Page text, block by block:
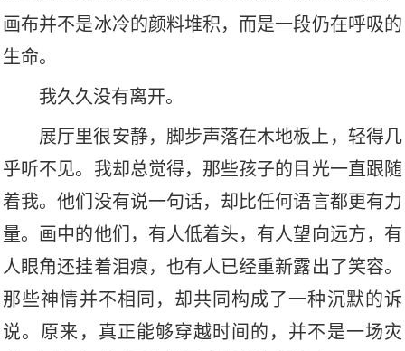
画布并不是冰冷的颜料堆积，而是一段仍在呼吸的
生命。
我久久没有离开。
展厅里很安静，脚步声落在木地板上，轻得几
乎听不见。我却总觉得，那些孩子的目光一直跟随
着我。他们没有说一句话，却比任何语言都更有力
量。画中的他们，有人低着头，有人望向远方，有
人眼角还挂着泪痕，也有人已经重新露出了笑容。
那些神情并不相同，却共同构成了一种沉默的诉
说。原来，真正能够穿越时间的，并不是一场灾